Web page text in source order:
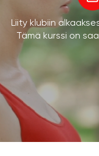
Liity klubiin
Tämä kurssi on